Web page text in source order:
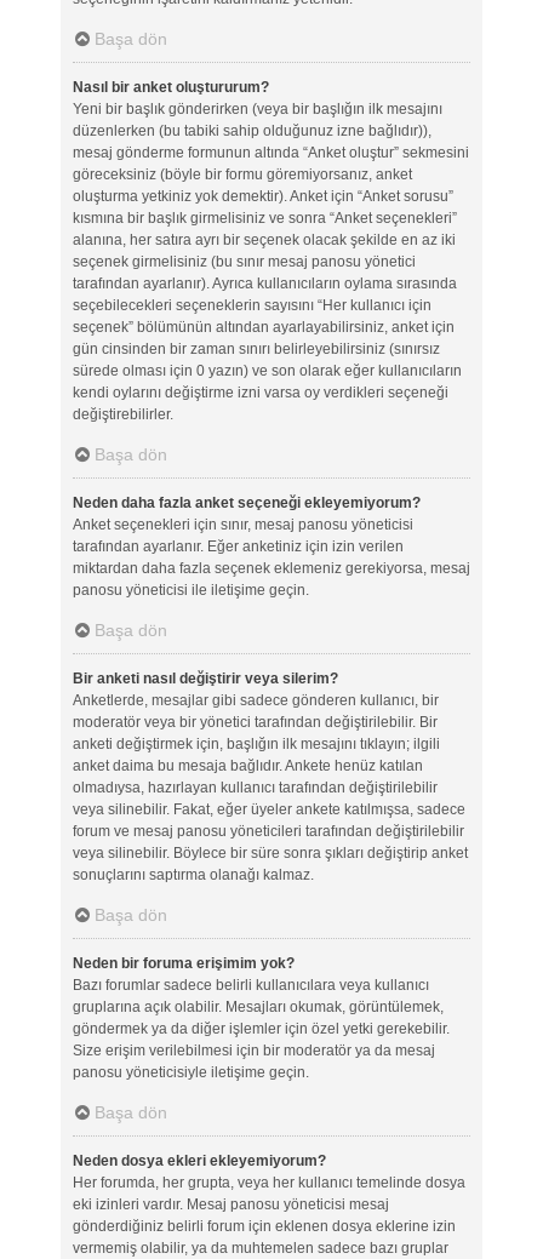
Başa dön
Nasıl bir anket oluştururum?
Yeni bir başlık gönderirken (veya bir başlığın ilk mesajını
düzenlerken (bu tabiki sahip olduğunuz izne bağlıdır)),
mesaj gönderme formunun altında “Anket oluştur” sekmesini
göreceksiniz (böyle bir formu göremiyorsanız, anket
oluşturma yetkiniz yok demektir). Anket için “Anket sorusu”
kısmına bir başlık girmelisiniz ve sonra “Anket seçenekleri”
alanına, her satıra ayrı bir seçenek olacak şekilde en az iki
seçenek girmelisiniz (bu sınır mesaj panosu yönetici
tarafından ayarlanır). Ayrıca kullanıcıların oylama sırasında
seçebilecekleri seçeneklerin sayısını “Her kullanıcı için
seçenek” bölümünün altından ayarlayabilirsiniz, anket için
gün cinsinden bir zaman sınırı belirleyebilirsiniz (sınırsız
sürede olması için 0 yazın) ve son olarak eğer kullanıcıların
kendi oylarını değiştirme izni varsa oy verdikleri seçeneği
değiştirebilirler.
Başa dön
Neden daha fazla anket seçeneği ekleyemiyorum?
Anket seçenekleri için sınır, mesaj panosu yöneticisi
tarafından ayarlanır. Eğer anketiniz için izin verilen
miktardan daha fazla seçenek eklemeniz gerekiyorsa, mesaj
panosu yöneticisi ile iletişime geçin.
Başa dön
Bir anketi nasıl değiştirir veya silerim?
Anketlerde, mesajlar gibi sadece gönderen kullanıcı, bir
moderatör veya bir yönetici tarafından değiştirilebilir. Bir
anketi değiştirmek için, başlığın ilk mesajını tıklayın; ilgili
anket daima bu mesaja bağlıdır. Ankete henüz katılan
olmadıysa, hazırlayan kullanıcı tarafından değiştirilebilir
veya silinebilir. Fakat, eğer üyeler ankete katılmışsa, sadece
forum ve mesaj panosu yöneticileri tarafından değiştirilebilir
veya silinebilir. Böylece bir süre sonra şıkları değiştirip anket
sonuçlarını saptırma olanağı kalmaz.
Başa dön
Neden bir foruma erişimim yok?
Bazı forumlar sadece belirli kullanıcılara veya kullanıcı
gruplarına açık olabilir. Mesajları okumak, görüntülemek,
göndermek ya da diğer işlemler için özel yetki gerekebilir.
Size erişim verilebilmesi için bir moderatör ya da mesaj
panosu yöneticisiyle iletişime geçin.
Başa dön
Neden dosya ekleri ekleyemiyorum?
Her forumda, her grupta, veya her kullanıcı temelinde dosya
eki izinleri vardır. Mesaj panosu yöneticisi mesaj
gönderdiğiniz belirli forum için eklenen dosya eklerine izin
vermemiş olabilir, ya da muhtemelen sadece bazı gruplar